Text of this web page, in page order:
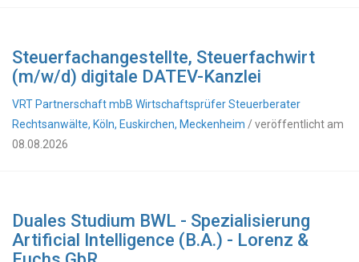
Steuerfachangestellte, Steuerfachwirt
(m/w/d) digitale DATEV-Kanzlei
VRT Partnerschaft mbB Wirtschaftsprüfer Steuerberater
Rechtsanwälte, Köln, Euskirchen, Meckenheim / veröffentlicht am
08.08.2026
Duales Studium BWL - Spezialisierung
Artificial Intelligence (B.A.) - Lorenz &